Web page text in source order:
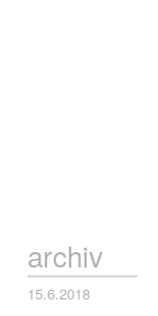
archiv
15.6.2018